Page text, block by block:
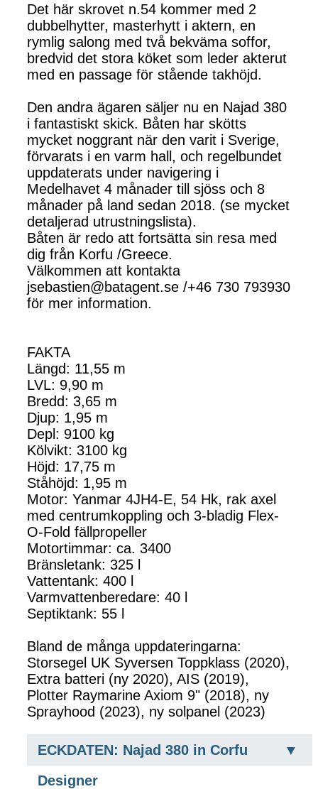
Det här skrovet n.54 kommer med 2
dubbelhytter, masterhytt i aktern, en
rymlig salong med två bekväma soffor,
bredvid det stora köket som leder akterut
med en passage för stående takhöjd.
Den andra ägaren säljer nu en Najad 380
i fantastiskt skick. Båten har skötts
mycket noggrant när den varit i Sverige,
förvarats i en varm hall, och regelbundet
uppdaterats under navigering i
Medelhavet 4 månader till sjöss och 8
månader på land sedan 2018. (se mycket
detaljerad utrustningslista).
Båten är redo att fortsätta sin resa med
dig från Korfu /Greece.
Välkommen att kontakta
jsebastien@batagent.se /+46 730 793930
för mer information.
FAKTA
Längd: 11,55 m
LVL: 9,90 m
Bredd: 3,65 m
Djup: 1,95 m
Depl: 9100 kg
Kölvikt: 3100 kg
Höjd: 17,75 m
Ståhöjd: 1,95 m
Motor: Yanmar 4JH4-E, 54 Hk, rak axel
med centrumkoppling och 3-bladig Flex-
O-Fold fällpropeller
Motortimmar: ca. 3400
Bränsletank: 325 l
Vattentank: 400 l
Varmvattenberedare: 40 l
Septiktank: 55 l
Bland de många uppdateringarna:
Storsegel UK Syversen Toppklass (2020),
Extra batteri (ny 2020), AIS (2019),
Plotter Raymarine Axiom 9" (2018), ny
Sprayhood (2023), ny solpanel (2023)
ECKDATEN: Najad 380 in Corfu
Designer